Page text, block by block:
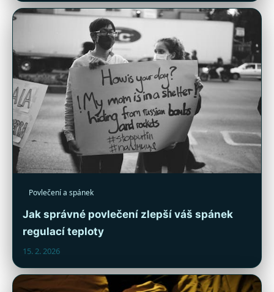
Povlečení a spánek
Jak správné povlečení zlepší váš spánek
regulací teploty
15. 2. 2026